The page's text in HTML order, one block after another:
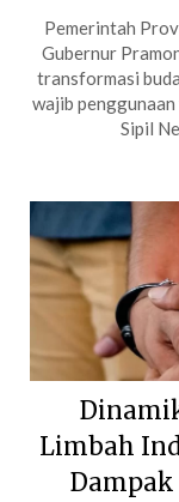
Pemerintah
Gubernur
transformasi
wajib
Sipil
Limbah
Dampak